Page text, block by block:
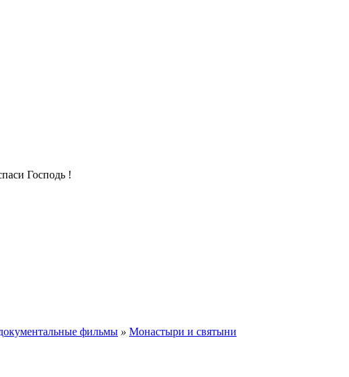
Господь !
фильмы » Монастыри и святыни